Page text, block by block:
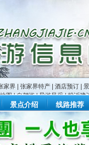
家界 张家界特产 酒店预订
图|自驾游|导游风采|投诉建
景点介绍 线路推荐